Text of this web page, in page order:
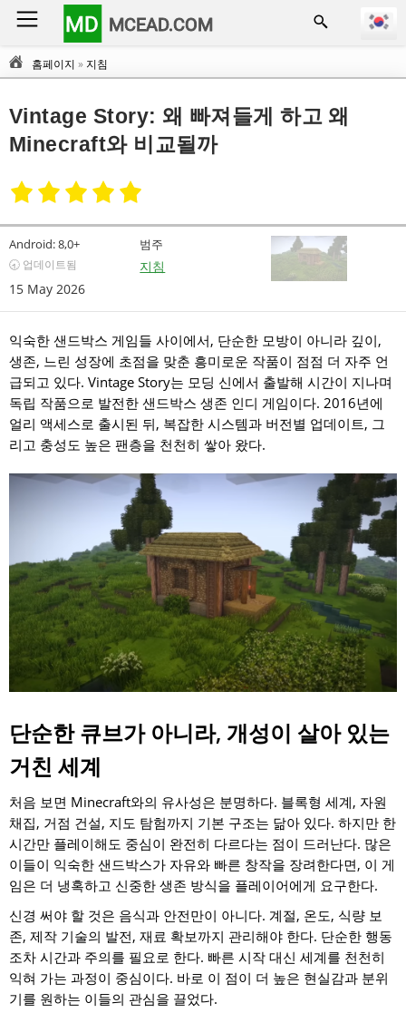
MD MCEAD.COM
홈페이지 » 지침
Vintage Story: 왜 빠져들게 하고 왜
Minecraft와 비교될까
Android:8,0+
🕣 업데이트됨
15 May 2026
범주
지침
익숙한 샌드박스 게임들 사이에서, 단순한 모방이 아니라 깊이,
생존, 느린 성장에 초점을 맞춘 흥미로운 작품이 점점 더 자주 언
급되고 있다. Vintage Story는 모딩 신에서 출발해 시간이 지나며
독립 작품으로 발전한 샌드박스 생존 인디 게임이다. 2016년에
얼리 액세스로 출시된 뒤, 복잡한 시스템과 버전별 업데이트, 그
리고 충성도 높은 팬층을 천천히 쌓아 왔다.
단순한 큐브가 아니라, 개성이 살아 있는
거친 세계
처음 보면 Minecraft와의 유사성은 분명하다. 블록형 세계, 자원
채집, 거점 건설, 지도 탐험까지 기본 구조는 닮아 있다. 하지만 한
시간만 플레이해도 중심이 완전히 다르다는 점이 드러난다. 많은
이들이 익숙한 샌드박스가 자유와 빠른 창작을 장려한다면, 이 게
임은 더 냉혹하고 신중한 생존 방식을 플레이어에게 요구한다.
신경 써야 할 것은 음식과 안전만이 아니다. 계절, 온도, 식량 보
존, 제작 기술의 발전, 재료 확보까지 관리해야 한다. 단순한 행동
조차 시간과 주의를 필요로 한다. 빠른 시작 대신 세계를 천천히
익혀 가는 과정이 중심이다. 바로 이 점이 더 높은 현실감과 분위
기를 원하는 이들의 관심을 끌었다.